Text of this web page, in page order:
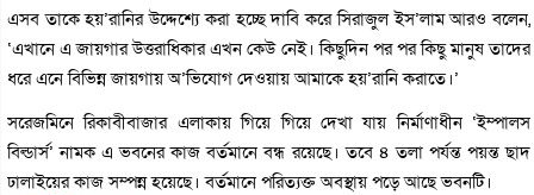
এসব তাকে হয়’রানির উদ্দেশ্যে করা হচ্ছে দাবি করে সিরাজুল ইস’লাম আরও বলেন,
‘এখানে এ জায়গার উত্তরাধিকার এখন কেউ নেই। কিছুদিন পর পর কিছু মানুষ তাদের
ধরে এনে বিভিন্ন জায়গায় অ’ভিযোগ দেওয়ায় আমাকে হয়’রানি করাতে।’
সরেজমিনে রিকাবীবাজার এলাকায় গিয়ে গিয়ে দেখা যায় নির্মাণাধীন ‘ইম্পালস
বিল্ডার্স’ নামক এ ভবনের কাজ বর্তমানে বন্ধ রয়েছে। তবে ৪ তলা পর্যন্ত পয়ন্ত ছাদ
ঢালাইয়ের কাজ সম্পন্ন হয়েছে। বর্তমানে পরিত্যক্ত অবস্থায় পড়ে আছে ভবনটি।